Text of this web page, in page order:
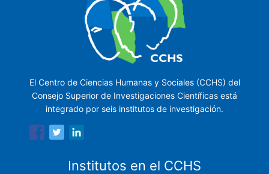
El Centro de Ciencias Humanas y Sociales (CCHS) del
Consejo Superior de Investigaciones Científicas está
integrado por seis institutos de investigación.
Institutos en el CCHS